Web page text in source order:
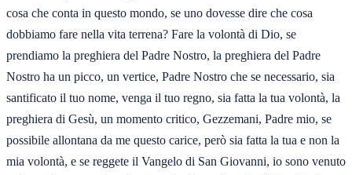
cosa che conta in questo mondo, se uno dovesse dire che cosa
dobbiamo fare nella vita terrena? Fare la volontà di Dio, se
prendiamo la preghiera del Padre Nostro, la preghiera del Padre
Nostro ha un picco, un vertice, Padre Nostro che se necessario, sia
santificato il tuo nome, venga il tuo regno, sia fatta la tua volontà, la
preghiera di Gesù, un momento critico, Gezzemani, Padre mio, se
possibile allontana da me questo carice, però sia fatta la tua e non la
mia volontà, e se reggete il Vangelo di San Giovanni, io sono venuto